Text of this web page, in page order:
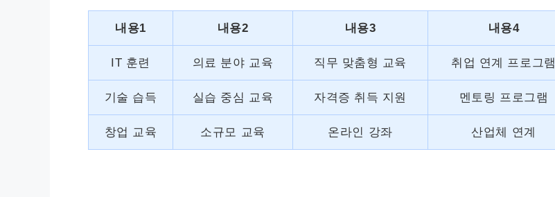
내용1 내용2 내용3 내용4
IT 훈련 의료 분야 교육 직무 맞춤형 교육 취업 연계 프로그램
기술 습득 실습 중심 교육 자격증 취득 지원 멘토링 프로그램
창업 교육 소규모 교육 온라인 강좌 산업체 연계